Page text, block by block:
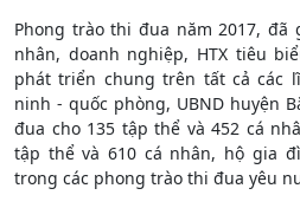
Phong trào thi đua năm 2017,
nhân, doanh nghiệp, HTX tiêu
phát triển chung trên tất cả các
ninh - quốc phòng, UBND huyện
đua cho 135 tập thể và 452 cá
tập thể và 610 cá nhân, hộ gia
trong các phong trào thi đua yêu